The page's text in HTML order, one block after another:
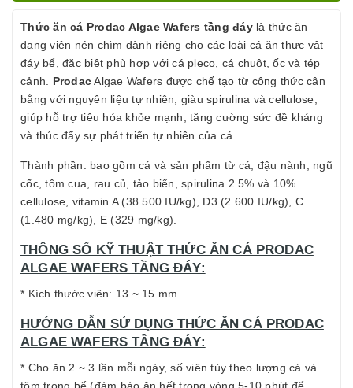
Thức ăn cá Prodac Algae Wafers tầng đáylà thức ăn
dạng viên nén chìm dành riêng cho các loài cá ăn thực vật
đáy bể, đặc biệt phù hợp với cá pleco, cá chuột, ốc và tép
cảnh. ProdacAlgae Wafers được chế tạo từ công thức cân
bằng với nguyên liệu tự nhiên, giàu spirulina và cellulose,
giúp hỗ trợ tiêu hóa khỏe mạnh, tăng cường sức đề kháng
và thúc đẩy sự phát triển tự nhiên của cá.
Thành phần: bao gồm cá và sản phẩm từ cá, đậu nành, ngũ
cốc, tôm cua, rau củ, tảo biển, spirulina 2.5% và 10%
cellulose, vitamin A (38.500 IU/kg), D3 (2.600 IU/kg), C
(1.480 mg/kg), E (329 mg/kg).
THÔNG SỐ KỸ THUẬT THỨC ĂN CÁ PRODAC
ALGAE WAFERS TẦNG ĐÁY:
* Kích thước viên: 13 ~ 15 mm.
HƯỚNG DẪN SỬ DỤNG THỨC ĂN CÁ PRODAC
ALGAE WAFERS TẦNG ĐÁY:
* Cho ăn 2 ~ 3 lần mỗi ngày, số viên tùy theo lượng cá và